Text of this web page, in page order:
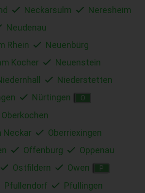
Neckarsulm
Neresheim
Neudenau
Rhein
Neuenbürg
Kocher
Neuenstein
Niederstetten
Nürtingen O
Oberkochen
Neckar
Oberriexingen
Offenburg
Oppenau
Ostfildern Owen P
Pfullendorf
Pfullingen